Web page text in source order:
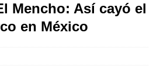
Mencho: Así cayó el
en México